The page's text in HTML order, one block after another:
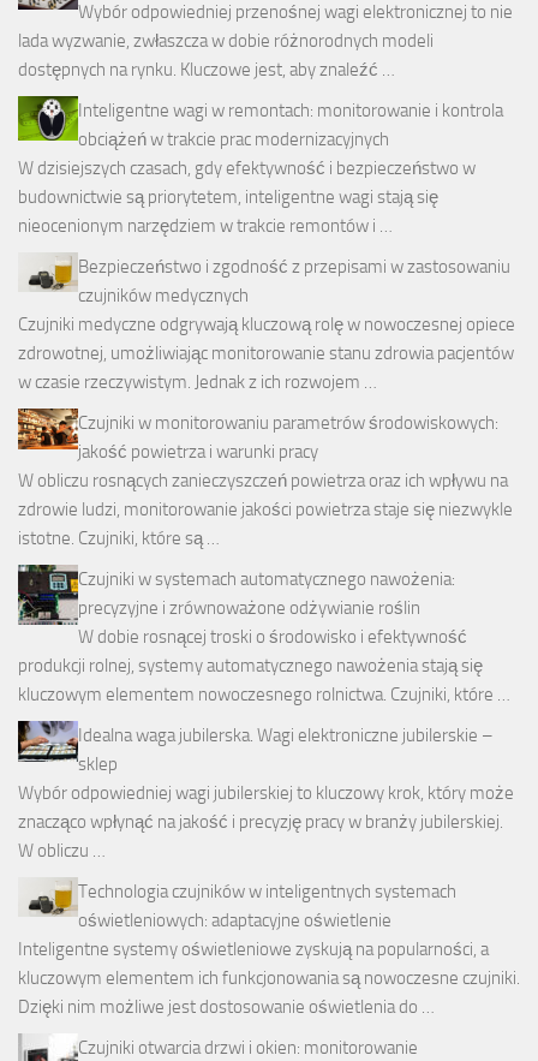
Wybór odpowiedniej przenośnej wagi elektronicznej to nie
lada wyzwanie, zwłaszcza w dobie różnorodnych modeli
dostępnych na rynku. Kluczowe jest, aby znaleźć …
Inteligentne wagi w remontach: monitorowanie i kontrola
obciążeń w trakcie prac modernizacyjnych
W dzisiejszych czasach, gdy efektywność i bezpieczeństwo w
budownictwie są priorytetem, inteligentne wagi stają się
nieocenionym narzędziem w trakcie remontów i …
Bezpieczeństwo i zgodność z przepisami w zastosowaniu
czujników medycznych
Czujniki medyczne odgrywają kluczową rolę w nowoczesnej opiece
zdrowotnej, umożliwiając monitorowanie stanu zdrowia pacjentów
w czasie rzeczywistym. Jednak z ich rozwojem …
Czujniki w monitorowaniu parametrów środowiskowych:
jakość powietrza i warunki pracy
W obliczu rosnących zanieczyszczeń powietrza oraz ich wpływu na
zdrowie ludzi, monitorowanie jakości powietrza staje się niezwykle
istotne. Czujniki, które są …
Czujniki w systemach automatycznego nawożenia:
precyzyjne i zrównoważone odżywianie roślin
W dobie rosnącej troski o środowisko i efektywność
produkcji rolnej, systemy automatycznego nawożenia stają się
kluczowym elementem nowoczesnego rolnictwa. Czujniki, które …
Idealna waga jubilerska. Wagi elektroniczne jubilerskie –
sklep
Wybór odpowiedniej wagi jubilerskiej to kluczowy krok, który może
znacząco wpłynąć na jakość i precyzję pracy w branży jubilerskiej.
W obliczu …
Technologia czujników w inteligentnych systemach
oświetleniowych: adaptacyjne oświetlenie
Inteligentne systemy oświetleniowe zyskują na popularności, a
kluczowym elementem ich funkcjonowania są nowoczesne czujniki.
Dzięki nim możliwe jest dostosowanie oświetlenia do …
Czujniki otwarcia drzwi i okien: monitorowanie